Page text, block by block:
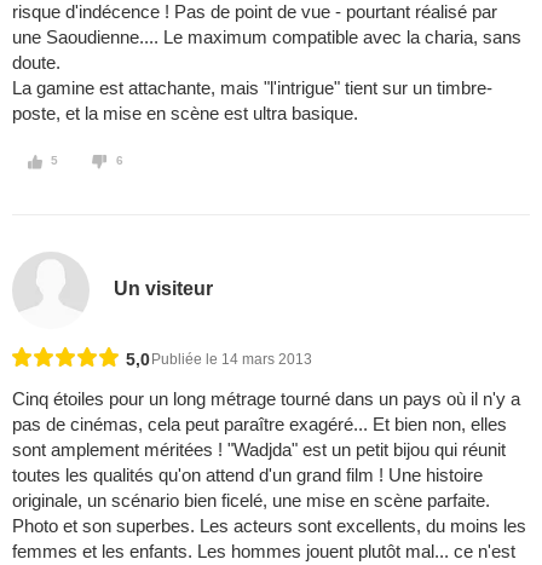
risque d'indécence ! Pas de point de vue - pourtant réalisé par
une Saoudienne.... Le maximum compatible avec la charia, sans
doute.
La gamine est attachante, mais "l'intrigue" tient sur un timbre-
poste, et la mise en scène est ultra basique.
5 6
Un visiteur
5,0 Publiée le 14 mars 2013
Cinq étoiles pour un long métrage tourné dans un pays où il n'y a
pas de cinémas, cela peut paraître exagéré... Et bien non, elles
sont amplement méritées ! "Wadjda" est un petit bijou qui réunit
toutes les qualités qu'on attend d'un grand film ! Une histoire
originale, un scénario bien ficelé, une mise en scène parfaite.
Photo et son superbes. Les acteurs sont excellents, du moins les
femmes et les enfants. Les hommes jouent plutôt mal... ce n'est